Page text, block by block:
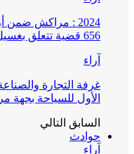
2024 : مراكش
656 قضية تتعلق بغسيل الأموال
آراء
غرفة التجارة
الأول للسياحة
السابق التالي
حوادث
آراء